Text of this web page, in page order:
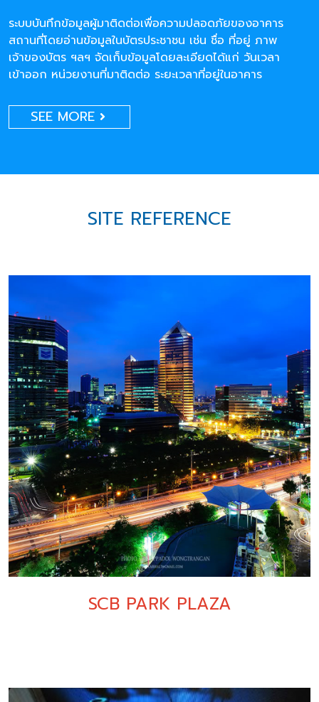
ระบบบันทึกข้อมูลผู้มาติดต่อเพื่อความปลอดภัยของอาคาร
สถานที่โดยอ่านข้อมูลในบัตรประชาชน เช่น ชื่อ ที่อยู่ ภาพ
เจ้าของบัตร ฯลฯ จัดเก็บข้อมูลโดยละเอียดได้แก่ วันเวลา
เข้าออก หน่วยงานที่มาติดต่อ ระยะเวลาที่อยู่ในอาคาร
SEE MORE
SITE REFERENCE
SCB PARK PLAZA